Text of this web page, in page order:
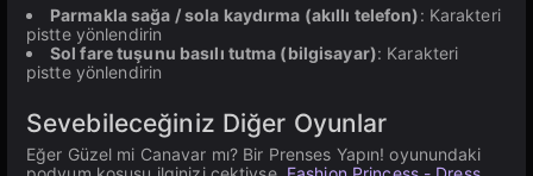
Parmakla sağa / sola kaydırma (akıllı telefon): Karakteri
pistte yönlendirin
Sol fare tuşunu basılı tutma (bilgisayar): Karakteri
pistte yönlendirin
Sevebileceğiniz Diğer Oyunlar
Eğer Güzel mi Canavar mı? Bir Prenses Yapın! oyunundaki